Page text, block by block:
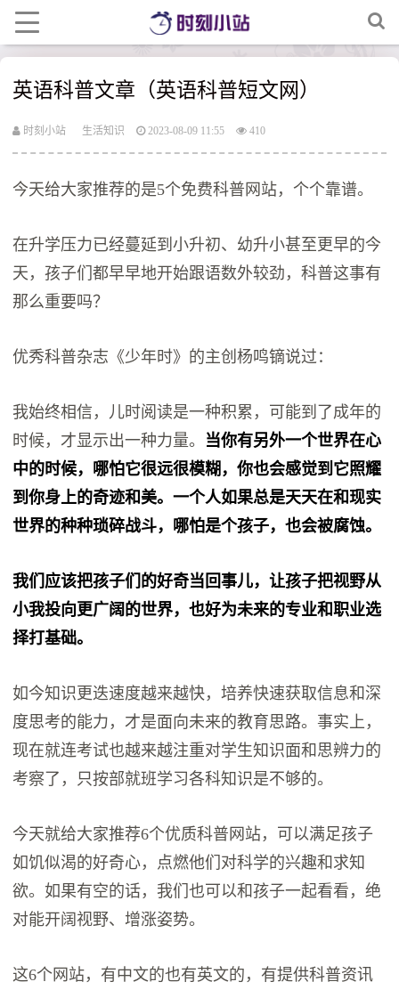
英语科普文章（英语科普短文网）
时刻小站 生活知识 2023-08-09 11:55 410
今天给大家推荐的是5个免费科普网站，个个靠谱。
在升学压力已经蔓延到小升初、幼升小甚至更早的今
天，孩子们都早早地开始跟语数外较劲，科普这事有
那么重要吗？
优秀科普杂志《少年时》的主创杨鸣镝说过：
我始终相信，儿时阅读是一种积累，可能到了成年的
时候，才显示出一种力量。 当你有另外一个世界在心
中的时候，哪怕它很远很模糊，你也会感觉到它照耀
到你身上的奇迹和美。一个人如果总是天天在和现实
世界的种种琐碎战斗，哪怕是个孩子，也会被腐蚀。
我们应该把孩子们的好奇当回事儿，让孩子把视野从
小我投向更广阔的世界，也好为未来的专业和职业选
择打基础。
如今知识更迭速度越来越快，培养快速获取信息和深
度思考的能力，才是面向未来的教育思路。事实上，
现在就连考试也越来越注重对学生知识面和思辨力的
考察了，只按部就班学习各科知识是不够的。
今天就给大家推荐6个优质科普网站，可以满足孩子
如饥似渴的好奇心，点燃他们对科学的兴趣和求知
欲。如果有空的话，我们也可以和孩子一起看看，绝
对能开阔视野、增涨姿势。
这6个网站，有中文的也有英文的，有提供科普资讯